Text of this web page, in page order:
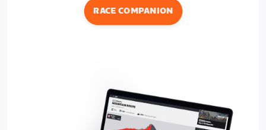
RACE COMPANION